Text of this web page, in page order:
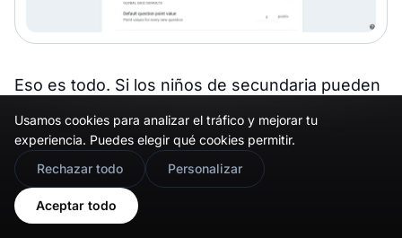
Eso es todo. Si los niños de secundaria pueden
necesidad de estresarse por ello. Ahora
asegurémonos de que sepas dónde encontrar
estos formularios.
Usamos cookies para analizar el tráfico y mejorar tu
experiencia. Puedes elegir qué cookies permitir.
Rechazar todo
Personalizar
Aceptar todo
🇬🇧 Would you prefer this site in English?
View in English